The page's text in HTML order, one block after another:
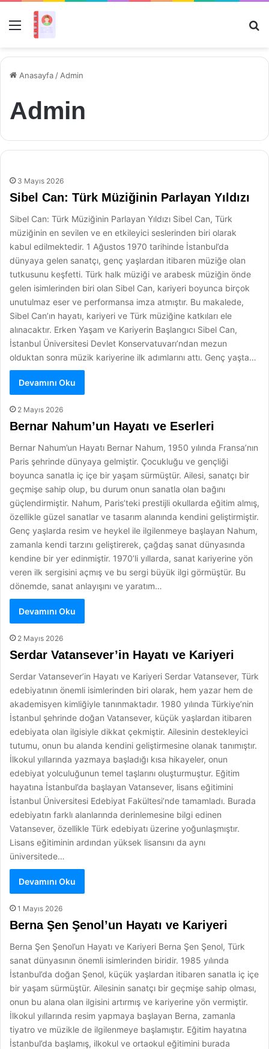
Menü
Anasayfa / Admin
Admin
3 Mayıs 2026
Sibel Can: Türk Müziğinin Parlayan Yıldızı
Sibel Can: Türk Müziğinin Parlayan Yıldızı Sibel Can, Türk
müziğinin en sevilen ve en etkileyici seslerinden biri olarak
kabul edilmektedir. 1 Ağustos 1970 tarihinde İstanbul’da
dünyaya gelen sanatçı, genç yaşlardan itibaren müziğe olan
tutkusunu keşfetti. Türk halk müziği ve arabesk müziğin önde
gelen isimlerinden biri olan Sibel Can, kariyeri boyunca birçok
unutulmaz eser ve performansa imza atmıştır. Bu makalede,
Sibel Can’ın hayatı, kariyeri ve Türk müziğine katkıları ele
alınacaktır. Erken Yaşam ve Kariyerin Başlangıcı Sibel Can,
İstanbul Üniversitesi Devlet Konservatuvarı’ndan mezun
olduktan sonra müzik kariyerine ilk adımlarını attı. Genç yaşta…
Devamını Oku
2 Mayıs 2026
Bernar Nahum’un Hayatı ve Eserleri
Bernar Nahum’un Hayatı Bernar Nahum, 1950 yılında Fransa’nın
Paris şehrinde dünyaya gelmiştir. Çocukluğu ve gençliği
boyunca sanatla iç içe bir yaşam sürmüştür. Ailesi, sanatçı bir
geçmişe sahip olup, bu durum onun sanatla olan bağını
güçlendirmiştir. Nahum, Paris’teki prestijli okullarda eğitim almış,
özellikle güzel sanatlar ve tasarım alanında kendini geliştirmiştir.
Genç yaşlarda resim ve heykel ile ilgilenmeye başlayan Nahum,
zamanla kendi tarzını geliştirerek, çağdaş sanat dünyasında
kendine bir yer edinmiştir. 1970’li yıllarda, sanat kariyerine yön
veren ilk sergisini açmış ve bu sergi büyük ilgi görmüştür. Bu
dönemde, sanat anlayışını ve yaratım…
Devamını Oku
2 Mayıs 2026
Serdar Vatansever’in Hayatı ve Kariyeri
Serdar Vatansever’in Hayatı ve Kariyeri Serdar Vatansever, Türk
edebiyatının önemli isimlerinden biri olarak, hem yazar hem de
akademisyen kimliğiyle tanınmaktadır. 1980 yılında Türkiye’nin
İstanbul şehrinde doğan Vatansever, küçük yaşlardan itibaren
edebiyata olan ilgisiyle dikkat çekmiştir. Ailesinin destekleyici
tutumu, onun bu alanda kendini geliştirmesine olanak tanımıştır.
İlkokul yıllarında yazmaya başladığı kısa hikayeler, onun
edebiyat yolculuğunun temel taşlarını oluşturmuştur. Eğitim
hayatına İstanbul’da başlayan Vatansever, lisans eğitimini
İstanbul Üniversitesi Edebiyat Fakültesi’nde tamamladı. Burada
edebiyatın farklı alanlarında derinlemesine bilgi edinen
Vatansever, özellikle Türk edebiyatı üzerine yoğunlaşmıştır.
Lisans eğitiminin ardından yüksek lisansını da aynı
üniversitede…
Devamını Oku
1 Mayıs 2026
Berna Şen Şenol’un Hayatı ve Kariyeri
Berna Şen Şenol’un Hayatı ve Kariyeri Berna Şen Şenol, Türk
sanat dünyasının önemli isimlerinden biridir. 1985 yılında
İstanbul’da doğan Şenol, küçük yaşlardan itibaren sanatla iç içe
bir yaşam sürmüştür. Ailesinin sanatçı bir geçmişe sahip olması,
onun bu alana olan ilgisini artırmış ve kariyerine yön vermiştir.
İlkokul yıllarında resim yapmaya başlayan Berna, zamanla
tiyatro ve müzikle de ilgilenmeye başlamıştır. Eğitim hayatına
İstanbul’da başlamış, ilkokul ve ortaokul eğitimini burada